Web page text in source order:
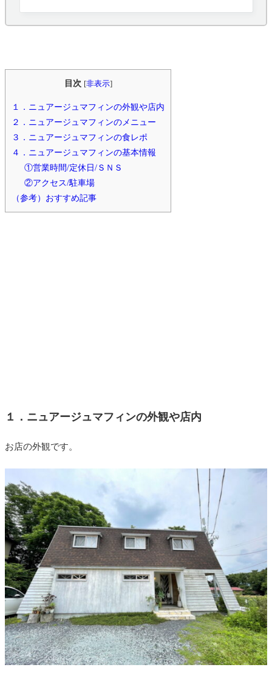
目次 [非表示]
１．ニュアージュマフィンの外観や店内
２．ニュアージュマフィンのメニュー
３．ニュアージュマフィンの食レポ
４．ニュアージュマフィンの基本情報
①営業時間/定休日/ＳＮＳ
②アクセス/駐車場
（参考）おすすめ記事
１．ニュアージュマフィンの外観や店内
お店の外観です。